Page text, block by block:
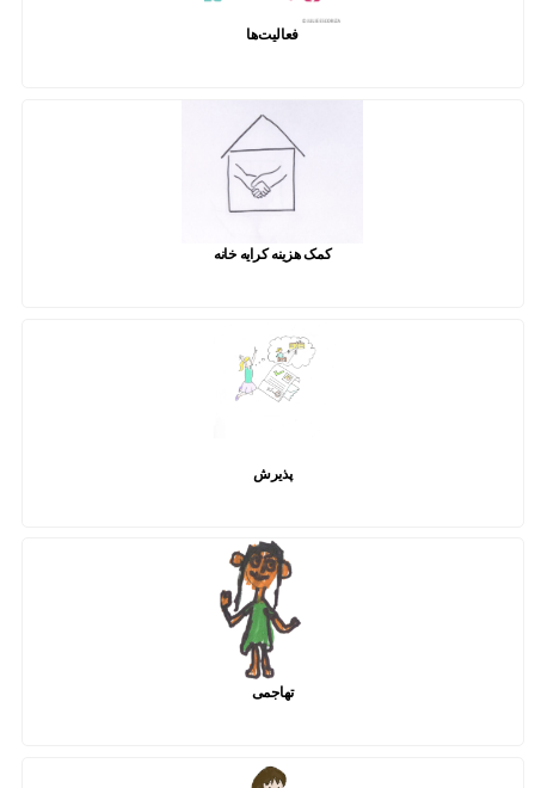
فعالیت‌ها
کمک هزینه کرایه خانه
پذیرش
تهاجمی